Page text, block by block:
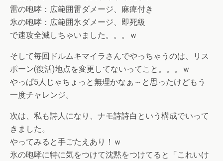
雷の咆哮：広範囲雷ダメージ、麻痺付き
氷の咆哮：広範囲氷ダメージ、即死級
で速攻全滅しちゃいました。。。ｗ
そして毎回ドルムキマイラさんでやっちゃうのは、リス
ポーン(復活)地点を変更してないってこと。。。ｗ
やっぱ5人じゃちょっと無理かなぁ～と思ったけどもう
一度チャレンジ。
次は、私も詩人になり、ナモ詩詩白という構成でいって
きました。
やってみると手ごたえあり！ｗ
氷の咆哮に特に気をつけて沈黙をつけてると「これいけ